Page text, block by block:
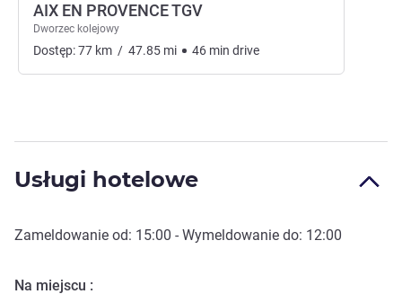
AIX EN PROVENCE TGV
Dworzec kolejowy
Dostęp:77 km / 47.85 mi 46 min drive
Usługi hotelowe
Zameldowanie od: 15:00 - Wymeldowanie do: 12:00
Na miejscu